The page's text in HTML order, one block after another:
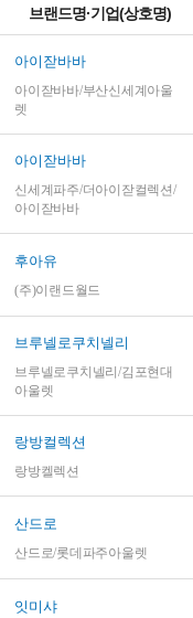
브랜드명·기업(상호명)
아이잗바바
아이잗바바/부산신세계아울
렛
아이잗바바
신세계파주/더아이잗컬렉션/
아이잗바바
후아유
(주)이랜드월드
브루넬로쿠치넬리
브루넬로쿠치넬리/김포현대
아울렛
랑방컬렉션
랑방켈렉션
산드로
산드로/롯데파주아울렛
잇미샤